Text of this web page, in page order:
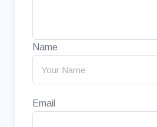
Name
Email